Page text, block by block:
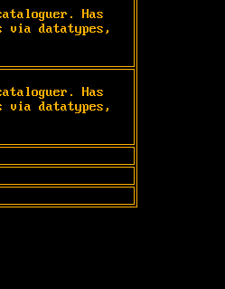
Has
via datatypes,
Has
via datatypes,